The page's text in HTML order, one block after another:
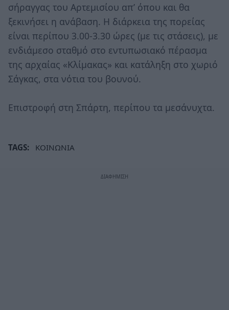
σήραγγας του Αρτεμισίου απ’ όπου και θα
ξεκινήσει η ανάβαση. Η διάρκεια της πορείας
είναι περίπου 3.00-3.30 ώρες (με τις στάσεις), με
ενδιάμεσο σταθμό στο εντυπωσιακό πέρασμα
της αρχαίας «Κλίμακας» και κατάληξη στο χωριό
Σάγκας, στα νότια του βουνού.
Επιστροφή στη Σπάρτη, περίπου τα μεσάνυχτα.
TAGS: ΚΟΙΝΩΝΙΑ